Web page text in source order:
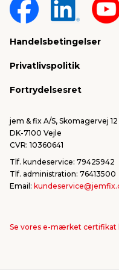
Fragt & levering
Om jem & fix
Sponsorater & projekter
Handelsbetingelser
Privatlivspolitik
Fortrydelsesret
jem & fix A/S, Skomagervej 12
DK-7100 Vejle
CVR: 10360641
Tlf. kundeservice: 79425942
Tlf. administration: 76413500
Email:
Se vores e-mærket certifikat